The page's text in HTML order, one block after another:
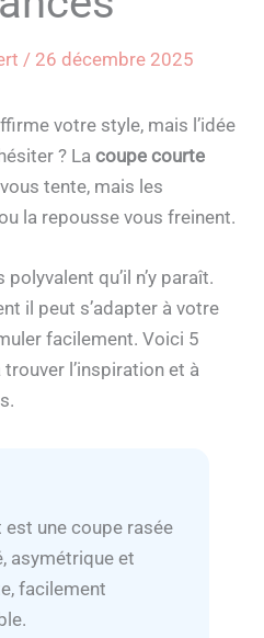
/ 26 décembre 2025
votre style, mais l’idée
? La coupe courte
vous tente, mais les
la repousse vous freinent.
qu’il n’y paraît.
il peut s’adapter à votre
facilement. Voici 5
l’inspiration et à
est une coupe rasée
asymétrique et
facilement